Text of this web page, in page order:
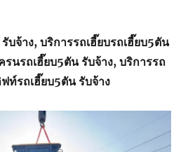
บจ้าง, บริการรถเฮี๊ยบรถเฮี๊ยบ5ตัน
รนรถเฮี๊ยบ5ตัน รับจ้าง, บริการรถ
ท์รถเฮี๊ยบ5ตัน รับจ้าง